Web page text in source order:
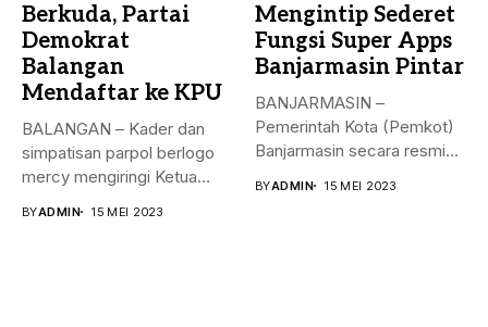
Berkuda, Partai
Demokrat
Balangan
Mendaftar ke KPU
BALANGAN – Kader dan
simpatisan parpol berlogo
mercy mengiringi Ketua
BYADMIN 15 MEI 2023
Mengintip Sederet
Fungsi Super Apps
Banjarmasin Pintar
BANJARMASIN –
Pemerintah Kota (Pemkot)
Banjarmasin secara resmi
BYADMIN 15 MEI 2023